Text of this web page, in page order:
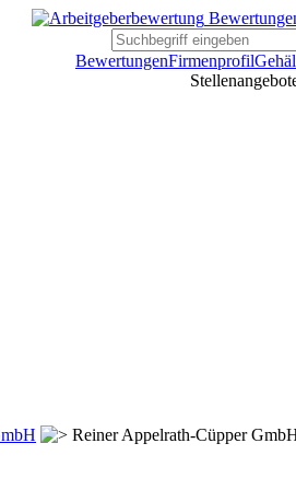
BewertungenFirmenprofil
Reiner Appelrath-Cüpper